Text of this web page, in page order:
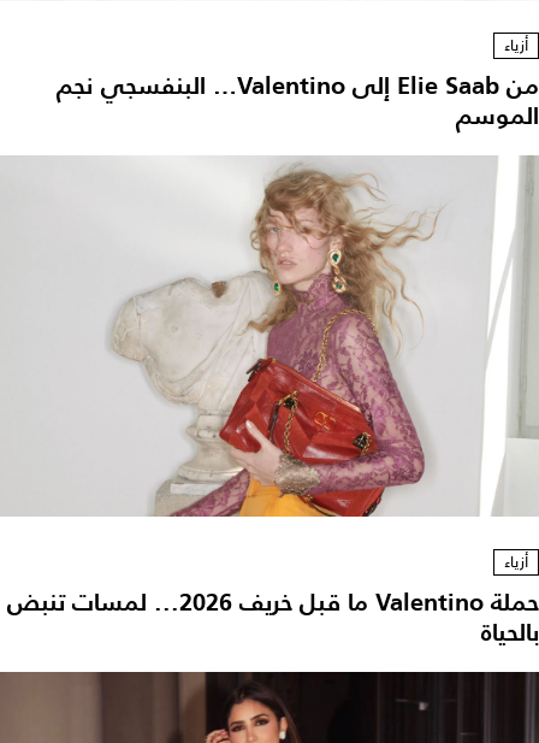
أزياء
من Elie Saab إلى Valentino… البنفسجي نجم
الموسم
أزياء
حملة Valentino ما قبل خريف 2026... لمسات تنبض
بالحياة